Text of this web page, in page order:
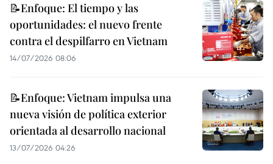
📝Enfoque: El tiempo y las
oportunidades: el nuevo frente
contra el despilfarro en Vietnam
14/07/2026 08:06
📝Enfoque: Vietnam impulsa una
nueva visión de política exterior
orientada al desarrollo nacional
13/07/2026 04:26